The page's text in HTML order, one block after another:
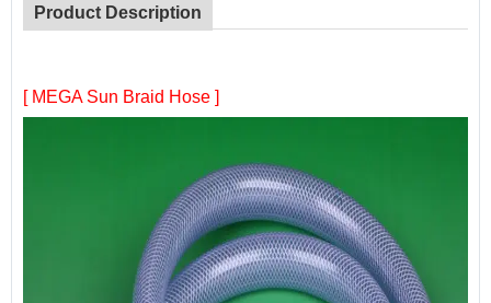
Product Description
[ MEGA Sun Braid Hose ]